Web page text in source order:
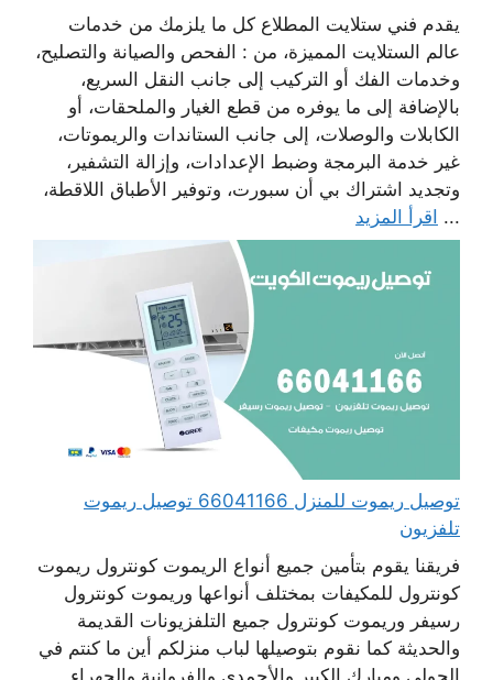
يقدم فني ستلايت المطلاع كل ما يلزمك من خدمات
عالم الستلايت المميزة، من : الفحص والصيانة والتصليح،
وخدمات الفك أو التركيب إلى جانب النقل السريع،
بالإضافة إلى ما يوفره من قطع الغيار والملحقات، أو
الكابلات والوصلات، إلى جانب الستاندات والريموتات،
غير خدمة البرمجة وضبط الإعدادات، وإزالة التشفير،
وتجديد اشتراك بي أن سبورت، وتوفير الأطباق اللاقطة،
... اقرأ المزيد
توصيل ريموت للمنزل 66041166 توصيل ريموت
تلفزيون
فريقنا يقوم بتأمين جميع أنواع الريموت كونترول ريموت
كونترول للمكيفات بمختلف أنواعها وريموت كونترول
رسيفر وريموت كونترول جميع التلفزيونات القديمة
والحديثة كما نقوم بتوصيلها لباب منزلكم أين ما كنتم في
الحولي ومبارك الكبير والأحمدي والفروانية والجهراء